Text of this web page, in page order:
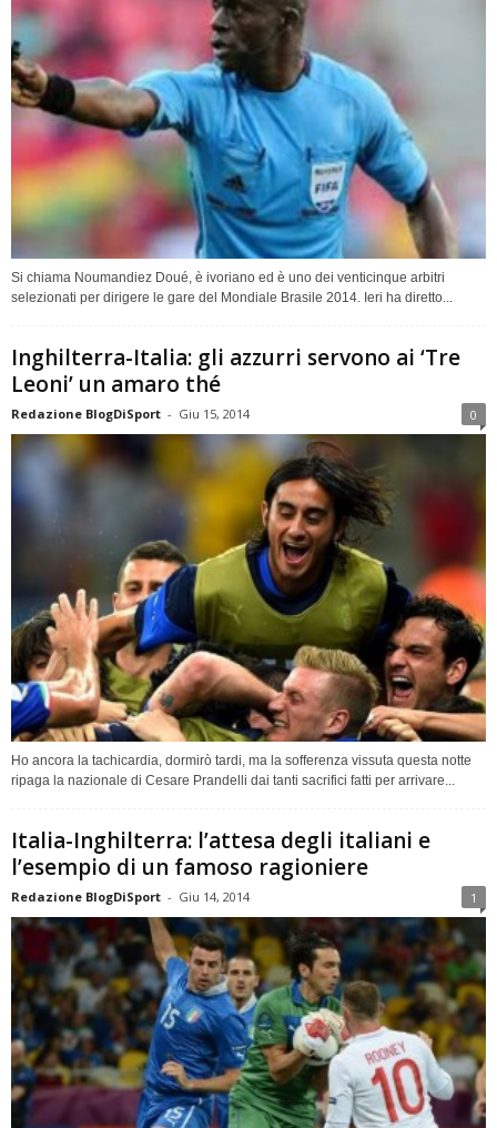
Si chiama Noumandiez Doué, è ivoriano ed è uno dei venticinque arbitri
selezionati per dirigere le gare del Mondiale Brasile 2014. Ieri ha diretto...
Inghilterra-Italia: gli azzurri servono ai ‘Tre
Leoni’ un amaro thé
Redazione BlogDiSport - Giu 15, 2014 0
Ho ancora la tachicardia, dormirò tardi, ma la sofferenza vissuta questa notte
ripaga la nazionale di Cesare Prandelli dai tanti sacrifici fatti per arrivare...
Italia-Inghilterra: l’attesa degli italiani e
l’esempio di un famoso ragioniere
Redazione BlogDiSport - Giu 14, 2014 1